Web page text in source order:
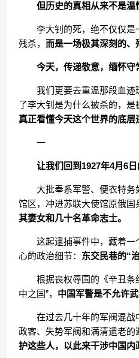
但历史的真相从来不是温
李大钊的死，绝不仅仅是
残杀，而是一场极其深刻的、
今天，传递敬意，缅怀守
我们更要去重温那段血迹
了李大钊是为什么被杀的，是
真正看懂今天这个世界的底层
一
让我们回到1927年4月6日
大批奉系军警、便衣特务
馆区，冲进苏联大使馆原俄国
其妻女和几十名革命志士。
这起逮捕事件中，藏着一
心的政治细节： 东交民巷的“
根据丧权辱国的《辛丑条
中之国”， 中国军警是不允许武
在过去几十年的军阀混战
政客、失势军阀和满清遗老的
护这些人，以此来干涉中国内